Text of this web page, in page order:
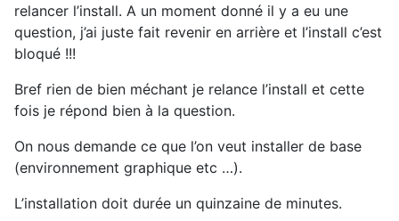
relancer l’install. A un moment donné il y a eu une
question, j’ai juste fait revenir en arrière et l’install c’est
bloqué !!!
Bref rien de bien méchant je relance l’install et cette
fois je répond bien à la question.
On nous demande ce que l’on veut installer de base
(environnement graphique etc …).
L’installation doit durée un quinzaine de minutes.